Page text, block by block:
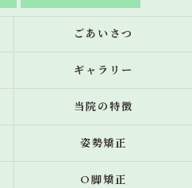
ごあいさつ
ギャラリー
当院の特徴
姿勢矯正
O脚矯正